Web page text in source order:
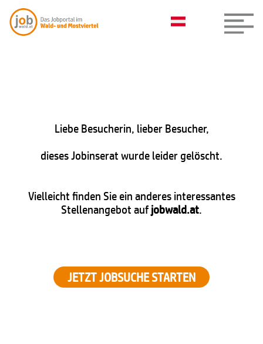
Liebe Besucherin, lieber Besucher,
dieses Jobinserat wurde leider gelöscht.
Vielleicht finden Sie ein anderes interessantes
Stellenangebot aufjobwald.at.
JETZT JOBSUCHE STARTEN